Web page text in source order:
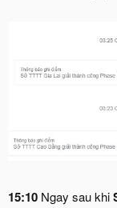
15:10 Ngay sau khi